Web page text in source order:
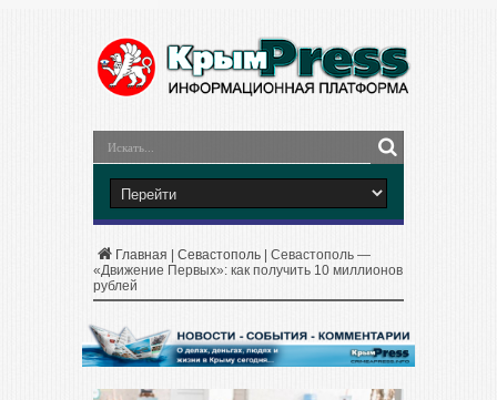
Главная Севастополь
Севастополь —
«Движение Первых»: как получить 10 миллионов
рублей